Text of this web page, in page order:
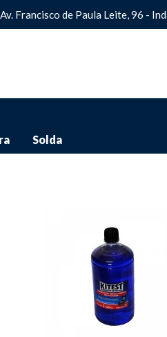
Francisco de Paula Leite, 96 -
Solda